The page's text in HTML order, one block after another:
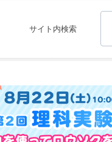
サイト内検索